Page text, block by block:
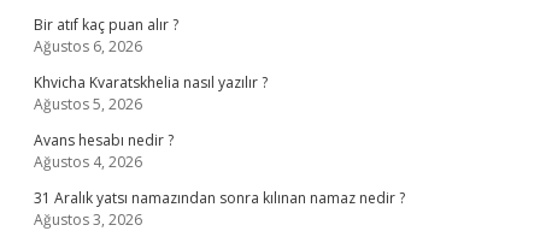
Bir atıf kaç puan alır ?
Ağustos 6, 2026
Khvicha Kvaratskhelia nasıl yazılır ?
Ağustos 5, 2026
Avans hesabı nedir ?
Ağustos 4, 2026
31 Aralık yatsı namazından sonra kılınan namaz nedir ?
Ağustos 3, 2026